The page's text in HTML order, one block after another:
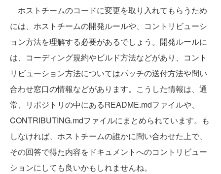
ホストチームのコードに変更を取り入れてもらうため
には、ホストチームの開発ルールや、コントリビューシ
ョン方法を理解する必要があるでしょう。開発ルールに
は、コーディング規約やビルド方法などがあり、コント
リビューション方法についてはパッチの送付方法や問い
合わせ窓口の情報などがあります。こうした情報は、通
常、リポジトリの中にあるREADME.mdファイルや、
CONTRIBUTING.mdファイルにまとめられています。も
しなければ、ホストチームの誰かに問い合わせた上で、
その回答で得た内容をドキュメントへのコントリビュー
ションにしても良いかもしれませんね。